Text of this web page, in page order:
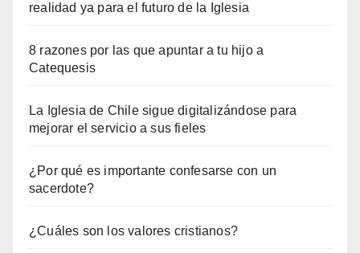
realidad ya para el futuro de la Iglesia
8 razones por las que apuntar a tu hijo a
Catequesis
La Iglesia de Chile sigue digitalizándose para
mejorar el servicio a sus fieles
¿Por qué es importante confesarse con un
sacerdote?
¿Cuáles son los valores cristianos?